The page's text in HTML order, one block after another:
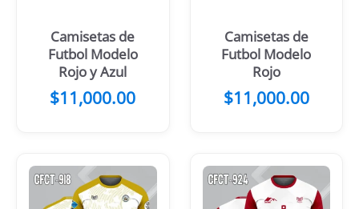
Camisetas de
Futbol Modelo
Rojo y Azul
$11,000.00
Camisetas de
Futbol Modelo
Rojo
$11,000.00